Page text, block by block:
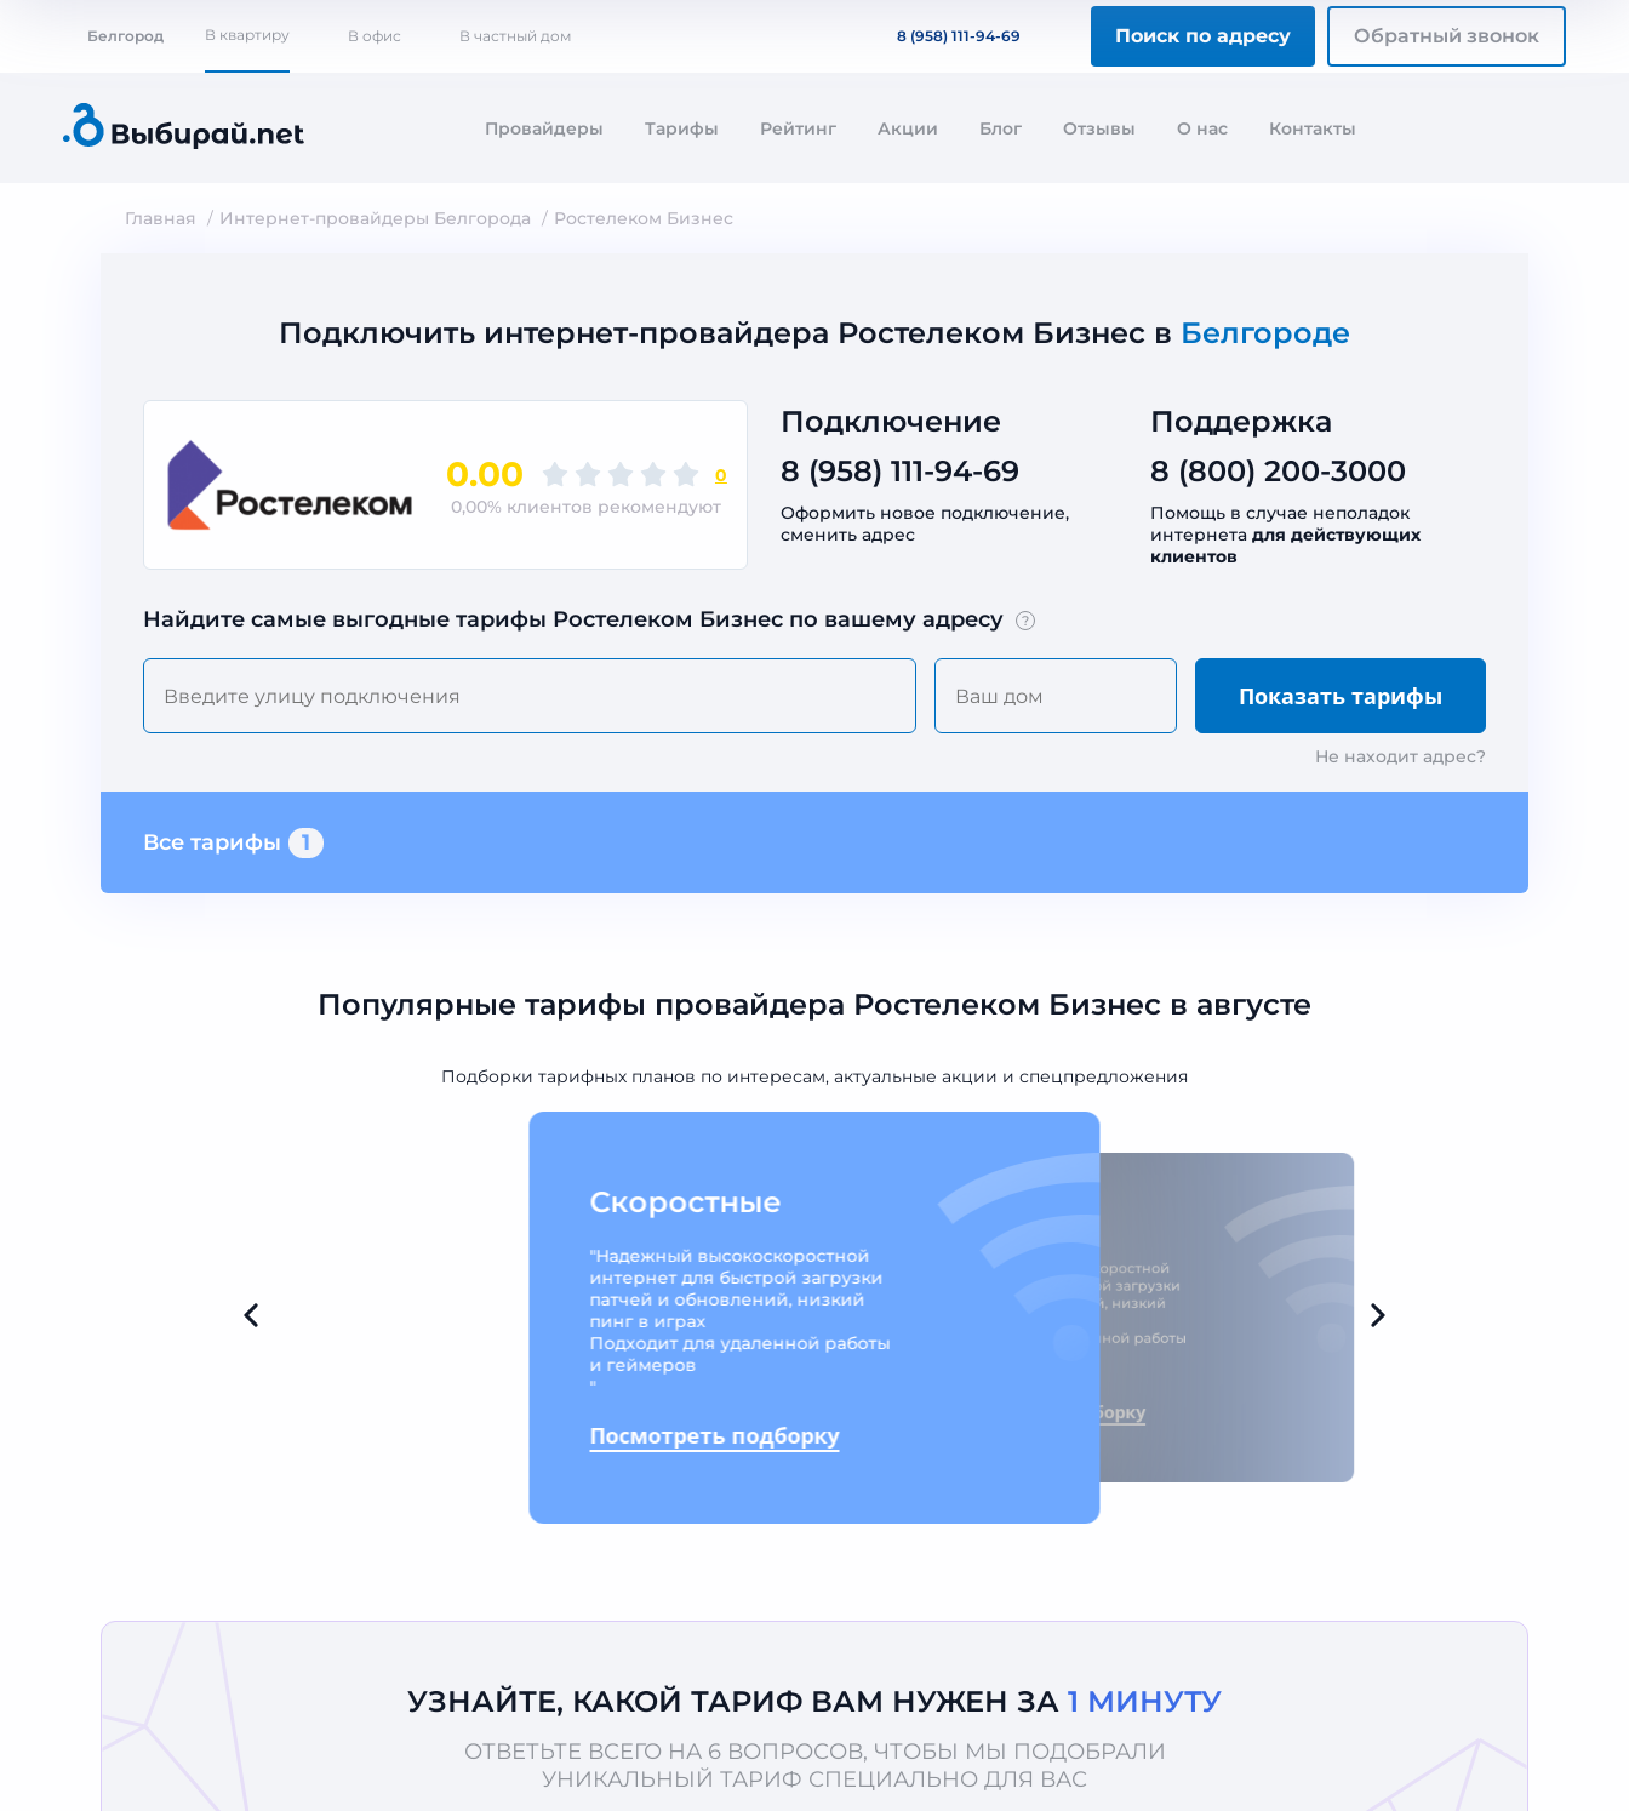
Белгород В квартиру В офис В частный дом 8 (958) 111-94-69 Поиск по адресу Обратный звонок
Провайдеры Тарифы Рейтинг Акции Блог Отзывы О нас Контакты
Главная Интернет-провайдеры Белгорода Ростелеком Бизнес
Подключить интернет-провайдера Ростелеком Бизнес в Белгороде
0.00
0
0,00% клиентов рекомендуют
Подключение
8 (958) 111-94-69
Оформить новое подключение,
сменить адрес
Поддержка
8 (800) 200-3000
Помощь в случае неполадок
интернета для действующих
клиентов
Найдите самые выгодные тарифы Ростелеком Бизнес по вашему адресу ?
Не находит адрес?
Все тарифы 1
Популярные тарифы провайдера Ростелеком Бизнес в августе
Подборки тарифных планов по интересам, актуальные акции и спецпредложения
Скоростные
"Надежный высокоскоростной
интернет для быстрой загрузки
патчей и обновлений, низкий
пинг в играх
Подходит для удаленной работы
и геймеров
"
Посмотреть подборку
Скоростные
"Надежный высокоскоростной
интернет для быстрой загрузки
патчей и обновлений, низкий
Подходит для удаленной работы
Посмотреть подборку
УЗНАЙТЕ, КАКОЙ ТАРИФ ВАМ НУЖЕН ЗА 1 МИНУТУ
ОТВЕТЬТЕ ВСЕГО НА 6 ВОПРОСОВ, ЧТОБЫ МЫ ПОДОБРАЛИ
УНИКАЛЬНЫЙ ТАРИФ СПЕЦИАЛЬНО ДЛЯ ВАС